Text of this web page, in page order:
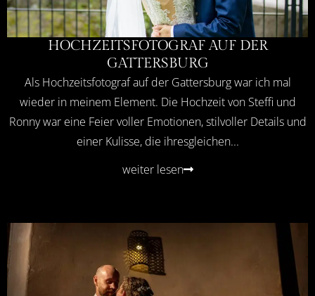
HOCHZEITSFOTOGRAF AUF DER
GATTERSBURG
Als Hochzeitsfotograf auf der Gattersburg war ich mal
wieder in meinem Element. Die Hochzeit von Steffi und
Ronny war eine Feier voller Emotionen, stilvoller Details und
einer Kulisse, die ihresgleichen...
weiter lesen